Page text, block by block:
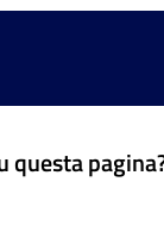
questa